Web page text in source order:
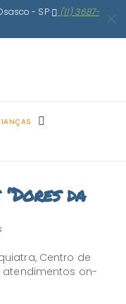
- SP
(11) 3687-
da
Centro de
atendimentos on-